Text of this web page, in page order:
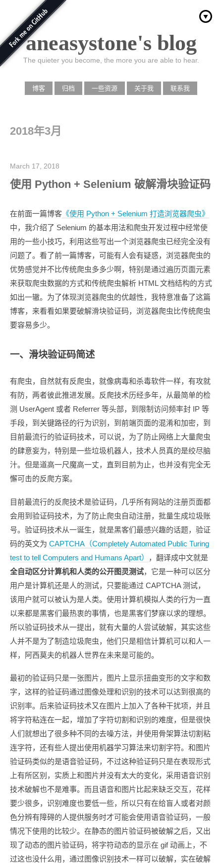
aneasystone's blog
The quieter you become, the more you are able to hear.
博客 归档 一些资源 关于我 联系我
2018年3月
March 17, 2018
使用 Python + Selenium 破解滑块验证码
在前面一篇博客 《使用 Python + Selenium 打造浏览器爬虫》
中，我介绍了 Selenium 的基本用法和爬虫开发过程中经常使
用的一些小技巧，利用这些写出一个浏览器爬虫已经完全没有
问题了。看了前一篇博客，可能有人会有疑惑，浏览器爬虫的
优势感觉并不比传统爬虫多多少啊，特别是通过遍历页面元素
来获取爬虫数据的方式和传统爬虫解析 HTML 文档结构的方式
如出一辙。为了体现浏览器爬虫的优越性，我特意准备了这篇
博客，来看看如果要破解滑块验证码，浏览器爬虫比传统爬虫
要容易多少。
一、滑块验证码简述
有爬虫，自然就有反爬虫，就像病毒和杀毒软件一样，有攻就
有防，两者彼此推进发展。反爬技术历经多年，从最简单的检
测 UserAgent 或者 Referrer 等头部，到限制访问频率封 IP 等
手段，到关键路径的行为识别，到前端页面的混淆和加密，到
目前最流行的验证码技术，可以说，为了防止网络上大量爬虫
的肆意妄为，特别是一些垃圾机器人，技术人员真的是绞尽脑
汁。但是道高一尺魔高一丈，直到目前为止，也并没有完全无
懈可击的反爬方案。
目前最流行的反爬技术是验证码，几乎所有网站的注册页面都
会用到验证码技术，为了防止爬虫自动注册，批量生成垃圾账
号。验证码技术从一诞生，就是黑客们最感兴趣的话题，验证
码的英文为 CAPTCHA（Completely Automated Public Turing
test to tell Computers and Humans Apart）
，翻译成中文就是
全自动区分计算机和人类的公开图灵测试，它是一种可以区分
用户是计算机还是人的测试，只要能通过 CAPTCHA 测试，
该用户就可以被认为是人类。使用计算机模拟人类的行为一直
以来都是黑客们最热衷的事情，也是黑客们梦寐以求的理想。
所以验证码技术从一提出，就有大量的人尝试破解，其实这些
人并不是为了制造垃圾爬虫，他们只是相信计算机可以和人一
样，阿西莫夫的机器人世界在未来是可能的。
最初的验证码只是一张图片，图片上显示扭曲变形的文字和数
字，这样的验证码通过图像处理和识别的技术可以达到很高的
识别率。后来验证码技术又在图片上加入了各种干扰项，并且
将字符粘连在一起，增加了字符切割和识别的难度，但是很快
人们就想出了很多种不同的去噪方法，并使用骨架算法切割粘
连字符，还有些人提出使用机器学习算法来切割字符。和图片
验证码类似的是语音验证码，不过这种验证码只是在表现形式
上有所区别，实质上和图片并没有太大的变化，采用语音识别
技术破解也不是难事。而且语音和图片比起来缺乏交互，花样
要少很多，识别难度也要低一些，所以只有在给盲人或者对颜
色分辨有障碍的人提供服务时才可能会使用语音验证码，一般
情况下使用的比较少。在静态的图片验证码被破解之后，又出
现了动态的图片验证码，将字符动态的显示在 gif 动画上，不
过这也没什么用，通过图像识别技术一样可以破解，实在破解